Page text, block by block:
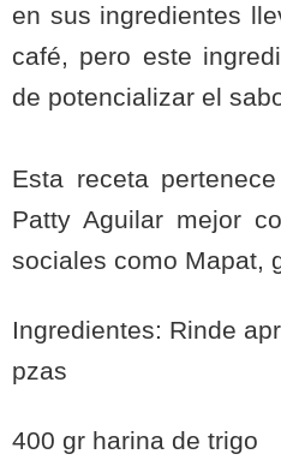
en sus ingredientes
café, pero este
de potencializar el
Esta receta
Patty Aguilar mejor
sociales como Mapat,
Ingredientes: Rinde
pzas
400 gr harina de trigo